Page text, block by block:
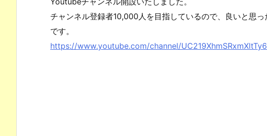
チャンネル登録者10,000人を目指しているので、良いと思
です。
https://www.youtube.com/channel/